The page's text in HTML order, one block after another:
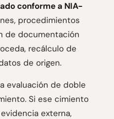
conforme a NIA-
procedimientos
de documentación
recálculo de
de origen.
evaluación de doble
Si ese cimiento
externa,